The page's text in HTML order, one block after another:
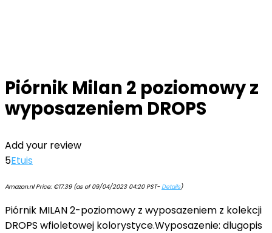
Piórnik Milan 2 poziomowy z
wyposazeniem DROPS
Add your review
5Etuis
Amazon.nl Price: €17.39(as of 09/04/2023 04:20 PST-Details)
Piórnik MILAN 2-poziomowy z wyposazeniem z kolekcji
DROPS wfioletowej kolorystyce.Wyposazenie: dlugopis